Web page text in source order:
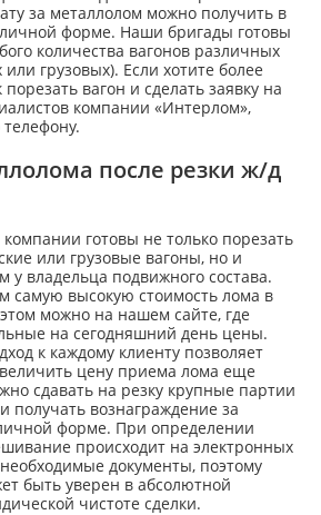
за металлолом можно получить в
форме. Наши бригады готовы
количества вагонов различных
грузовых). Если хотите более
вагон и сделать заявку на
компании «Интерлом»,
после резки ж/д
готовы не только порезать
или грузовые вагоны, но и
у владельца подвижного состава.
самую высокую стоимость лома в
можно на нашем сайте, где
на сегодняшний день цены.
к каждому клиенту позволяет
цену приема лома еще
сдавать на резку крупные партии
получать вознаграждение за
форме. При определении
происходит на электронных
документы, поэтому
быть уверен в абсолютной
чистоте сделки.